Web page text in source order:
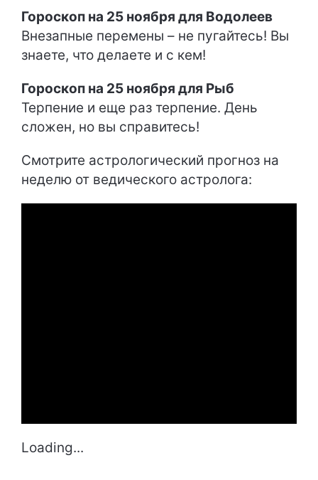
Гороскоп на 25 ноября для Водолеев
Внезапные перемены – не пугайтесь! Вы
знаете, что делаете и с кем!
Гороскоп на 25 ноября для Рыб
Терпение и еще раз терпение. День
сложен, но вы справитесь!
Смотрите астрологический прогноз на
неделю от ведического астролога:
Loading...